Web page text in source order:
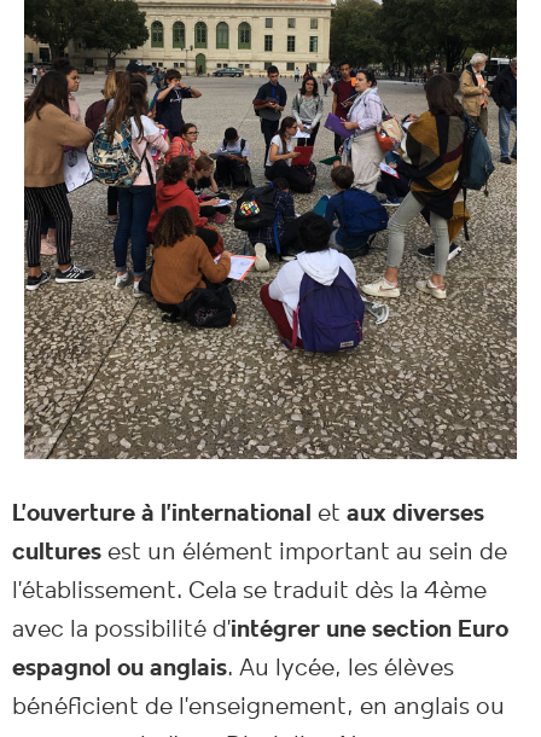
L’ouverture à l’international et aux diverses
cultures est un élément important au sein de
l’établissement. Cela se traduit dès la 4ème
avec la possibilité d’intégrer une section Euro
espagnol ou anglais. Au lycée, les élèves
bénéficient de l’enseignement, en anglais ou